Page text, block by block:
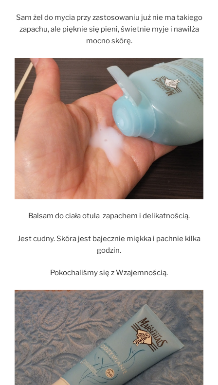
Sam żel do mycia przy zastosowaniu już nie ma takiego
zapachu, ale pięknie się pieni, świetnie myje i nawilża
mocno skórę.
Balsam do ciała otula zapachem i delikatnością.
Jest cudny. Skóra jest bajecznie miękka i pachnie kilka
godzin.
Pokochaliśmy się z Wzajemnością.